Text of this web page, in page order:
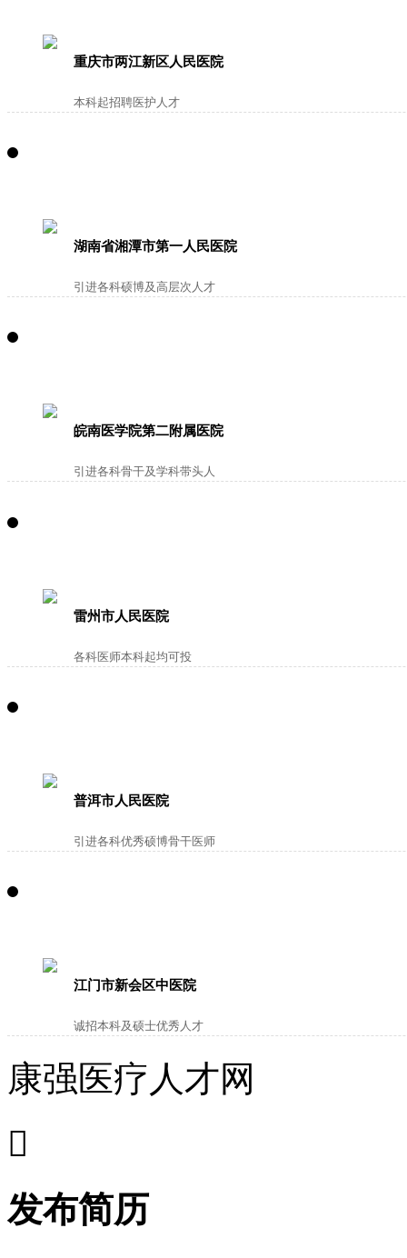
重庆市两江新区人民医院
本科起招聘医护人才
湖南省湘潭市第一人民医院
引进各科硕博及高层次人才
皖南医学院第二附属医院
引进各科骨干及学科带头人
雷州市人民医院
各科医师本科起均可投
普洱市人民医院
引进各科优秀硕博骨干医师
江门市新会区中医院
诚招本科及硕士优秀人才
康强医疗人才网

发布简历